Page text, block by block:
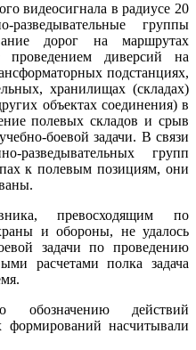
видеосигнала в радиусе 20
группы
дорог на маршрутах
диверсий на
подстанциях,
хранилищах (складах)
объектах соединения) в
полевых складов и срыв
боевой задачи. В связи
разведывательных групп
к полевым позициям, они
превосходящим по
и обороны, не удалось
задачи по проведению
расчетами полка задача
действий
формирований насчитывали